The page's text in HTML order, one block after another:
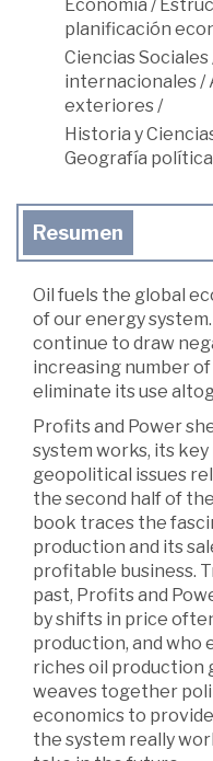
Economía /
planificación
Ciencias Sociales
internacionales/
exteriores/
Historia y
Geografía
Resumen
Oil fuels the global
of our energy
continue to draw
increasing number
eliminate its use
Profits and Power
system works, its
geopolitical issues
the second half of
book traces the
production and its
profitable business.
past, Profits and
by shifts in price
production, and who
riches oil production
weaves together
economics to
the system really